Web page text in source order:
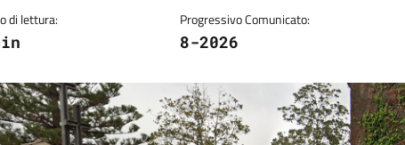
di lettura: Progressivo Comunicato:
8-2026